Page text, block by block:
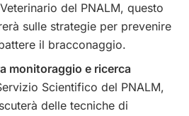
del PNALM, questo
sulle strategie per prevenire
il bracconaggio.
monitoraggio e ricerca
Scientifico del PNALM,
delle tecniche di